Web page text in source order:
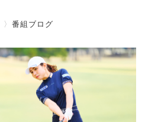
〉番組ブログ